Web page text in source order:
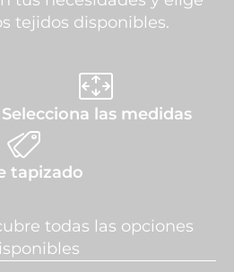
tejidos disponibles.
Selecciona las medidas
tapizado
todas las opciones